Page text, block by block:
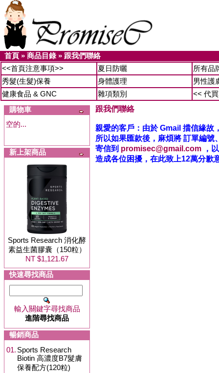
首頁 » 商品目錄» 跟我們聯絡
<<首頁注意事項>>
夏日防曬
所有品
秀髮(生髮)保養
身體護理
男性護
健康食品 & GNC
雜項類別
<< 代
購物車
空的...
新上架商品
Sports Research 消化酵
素益生菌膠囊（150粒）
NT $1,121.67
快速尋找商品
輸入關鍵字尋找商品
進階尋找商品
暢銷商品
01. Sports Research
Biotin 高濃度B7髮膚
保養配方(120粒)
跟我們聯絡
親愛的客戶：由於 Gmail 擋信緣故
所以如果匯款後，麻煩將 訂單編號
寄信到 promisec@gmail.com ，
造成各位困擾，在此致上12萬分歉